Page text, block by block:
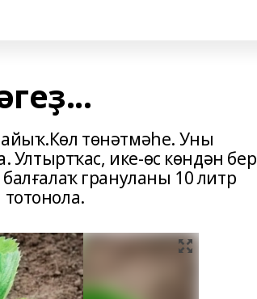
төнәтмәһе. Уны
Ултыртҡас, ике-өс көндән бер
грануланы 10 литр